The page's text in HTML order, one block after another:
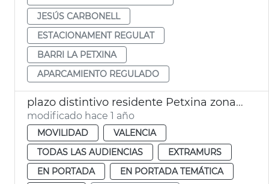
JESÚS CARBONELL
ESTACIONAMENT REGULAT
BARRI LA PETXINA
APARCAMIENTO REGULADO
plazo distintivo residente Petxina zona naranja
modificado hace 1 año
MOVILIDAD
VALENCIA
TODAS LAS AUDIENCIAS
EXTRAMURS
EN PORTADA
EN PORTADA TEMÁTICA